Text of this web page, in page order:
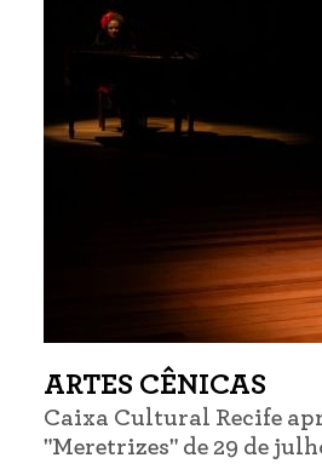
ARTES CÊNICAS
Caixa Cultural Recife
"Meretrizes" de 29 de